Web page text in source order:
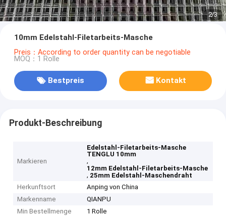
2/3
10mm Edelstahl-Filetarbeits-Masche
Preis：According to order quantity can be negotiable
MOQ：1 Rolle
Bestpreis Kontakt
Produkt-Beschreibung
Markieren
Edelstahl-Filetarbeits-Masche
TENGLU 10mm
,
12mm Edelstahl-Filetarbeits-Masche
, 25mm Edelstahl-Maschendraht
Herkunftsort
Anping von China
Markenname
QIANPU
Min Bestellmenge
1 Rolle